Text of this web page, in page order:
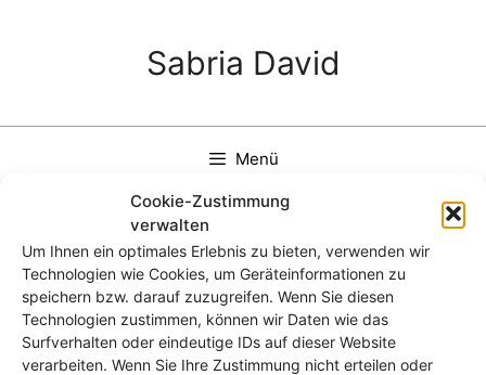
Cookie-Zustimmung
verwalten
Um Ihnen ein optimales Erlebnis zu bieten, verwenden wir
Technologien wie Cookies, um Geräteinformationen zu
speichern bzw. darauf zuzugreifen. Wenn Sie diesen
Technologien zustimmen, können wir Daten wie das
Surfverhalten oder eindeutige IDs auf dieser Website
verarbeiten. Wenn Sie Ihre Zustimmung nicht erteilen oder
Sabria David
Menü
XxHZwaxP.jpg-mediumX